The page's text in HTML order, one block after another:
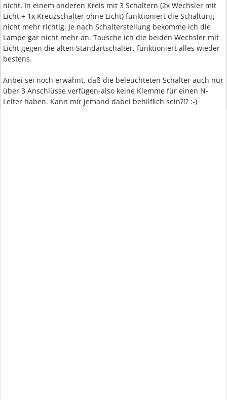
nicht. In einem anderen Kreis mit 3 Schaltern (2x Wechsler mit
Licht + 1x Kreuzschalter ohne Licht) funktioniert die Schaltung
nicht mehr richtig. Je nach Schalterstellung bekomme ich die
Lampe gar nicht mehr an. Tausche ich die beiden Wechsler mit
Licht gegen die alten Standartschalter, funktioniert alles wieder
bestens.
Anbei sei noch erwähnt, daß die beleuchteten Schalter auch nur
über 3 Anschlüsse verfügen-also keine Klemme für einen N-
Leiter haben. Kann mir jemand dabei behilflich sein?!? :-)